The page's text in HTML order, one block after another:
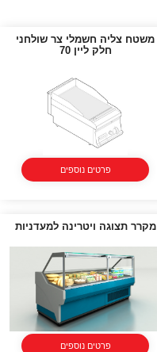
משטח צליה חשמלי צר שולחני
חלק ליין 70
פרטים נוספים
מקרר תצוגה ויטרינה למעדניות
פרטים נוספים